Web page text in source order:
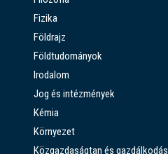
Fizika
Földrajz
Földtudományok
Irodalom
Jog és intézmények
Kémia
Környezet
Közgazdaságtan és gazdálkodás